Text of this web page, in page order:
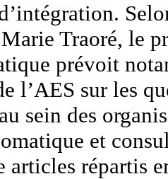
Traoré, le
prévoit
l’AES sur les
sein des
et
articles répartis